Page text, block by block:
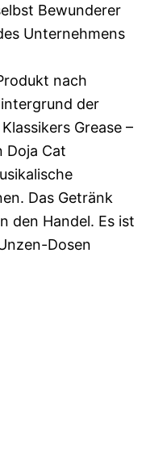
Bewunderer
Unternehmens
nach
der
Grease –
Doja Cat
Das Getränk
den Handel. Es ist
Dosen